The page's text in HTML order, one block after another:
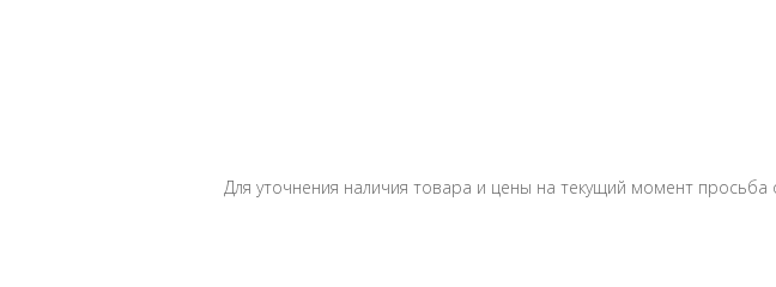
Для уточнения наличия товара и цены на текущий момент